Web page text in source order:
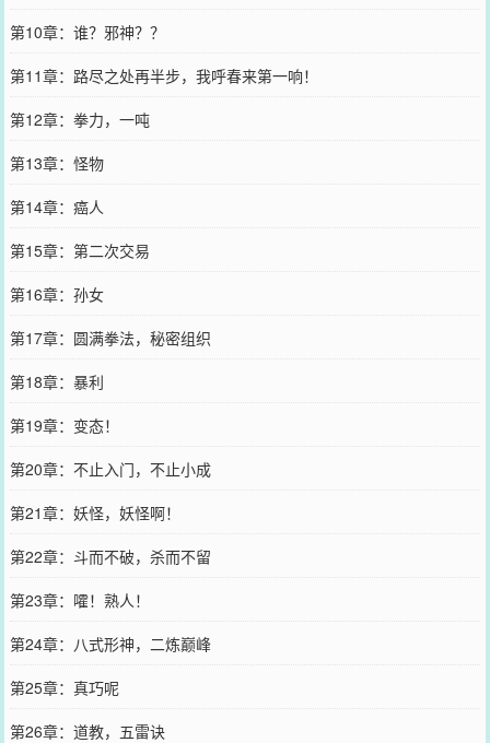
第10章：谁？邪神？？
第11章：路尽之处再半步，我呼春来第一响！
第12章：拳力，一吨
第13章：怪物
第14章：癌人
第15章：第二次交易
第16章：孙女
第17章：圆满拳法，秘密组织
第18章：暴利
第19章：变态！
第20章：不止入门，不止小成
第21章：妖怪，妖怪啊！
第22章：斗而不破，杀而不留
第23章：嚯！熟人！
第24章：八式形神，二炼巅峰
第25章：真巧呢
第26章：道教，五雷诀